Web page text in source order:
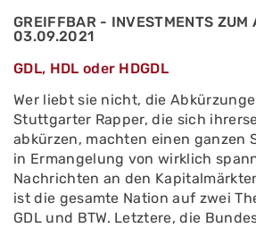
GREIFFBAR - INVESTMENTS ZUM
03.09.2021
GDL, HDL oder HDGDL
Wer liebt sie nicht, die
Stuttgarter Rapper, die sich
abkürzen, machten einen ganzen
in Ermangelung von wirklich
Nachrichten an den
ist die gesamte Nation auf zwei
GDL und BTW. Letztere, die